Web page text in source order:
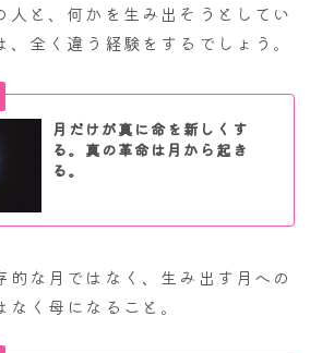
人と、何かを生み出そうとしてい
、全く違う経験をするでしょう。
月だけが真に命を新しくす
る。真の革命は月から起き
る。
的な月ではなく、生み出す月への
く母になること。